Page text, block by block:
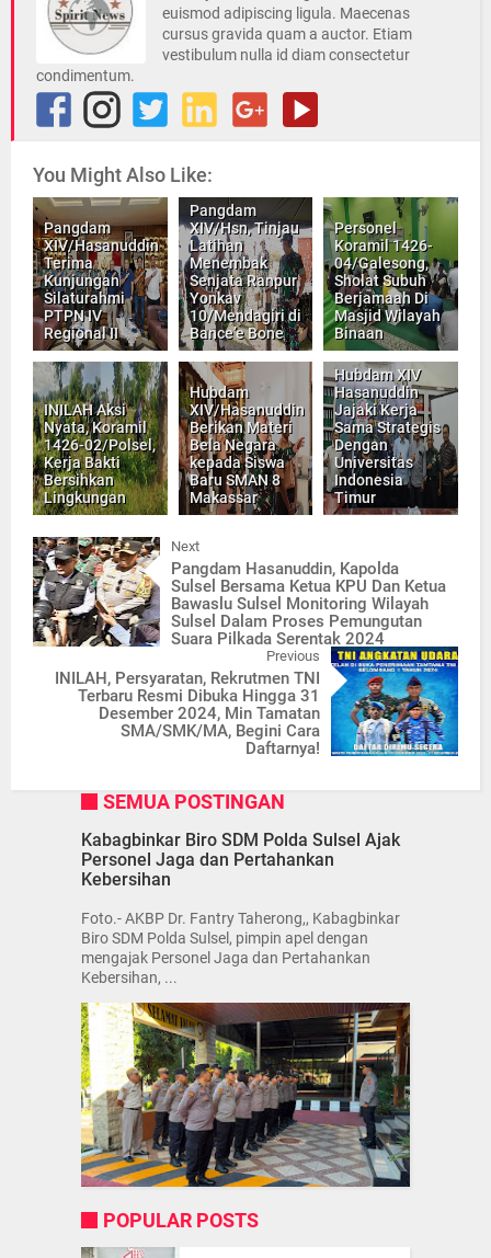
euismod adipiscing ligula. Maecenas
cursus gravida quam a auctor. Etiam
vestibulum nulla id diam consectetur
condimentum.
You Might Also Like:
Pangdam
XIV/Hasanuddin
Terima
Kunjungan
Silaturahmi
PTPN IV
Regional II
Pangdam
XIV/Hsn, Tinjau
Latihan
Menembak
Senjata Ranpur
Yonkav
10/Mendagiri di
Bance’e Bone
Personel
Koramil 1426-
04/Galesong,
Sholat Subuh
Berjamaah Di
Masjid Wilayah
Binaan
INILAH Aksi
Nyata, Koramil
1426-02/Polsel,
Kerja Bakti
Bersihkan
Lingkungan
Hubdam
XIV/Hasanuddin
Berikan Materi
Bela Negara
kepada Siswa
Baru SMAN 8
Makassar
Hubdam XIV
Hasanuddin
Jajaki Kerja
Sama Strategis
Dengan
Universitas
Indonesia
Timur
Next
Pangdam Hasanuddin, Kapolda
Sulsel Bersama Ketua KPU Dan Ketua
Bawaslu Sulsel Monitoring Wilayah
Sulsel Dalam Proses Pemungutan
Suara Pilkada Serentak 2024
Previous
INILAH, Persyaratan, Rekrutmen TNI
Terbaru Resmi Dibuka Hingga 31
Desember 2024, Min Tamatan
SMA/SMK/MA, Begini Cara
Daftarnya!
SEMUA POSTINGAN
Kabagbinkar Biro SDM Polda Sulsel Ajak
Personel Jaga dan Pertahankan
Kebersihan
Foto.- AKBP Dr. Fantry Taherong,, Kabagbinkar
Biro SDM Polda Sulsel, pimpin apel dengan
mengajak Personel Jaga dan Pertahankan
Kebersihan, ...
POPULAR POSTS